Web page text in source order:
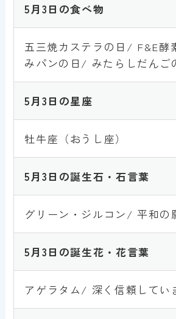
5月3 日の食べ物
五三焼カステラの日/ F&E酵
みパンの日/ みたらしだんご
5月3 日の星座
牡牛座（おうし座）
5月3 日の誕生石・石言葉
グリーン・ジルコン/ 平和の
5月3 日の誕生花・花言葉
アゲラタム/ 深く信頼してい